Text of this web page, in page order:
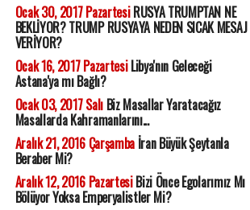
Ocak 30, 2017 PazartesiRUSYA TRUMPTAN NE
BEKLİYOR? TRUMP RUSYAYA NEDEN SICAK MESAJ
VERİYOR?
Ocak 16, 2017 PazartesiLibya'nın Geleceği
Astana'ya mı Bağlı?
Ocak 03, 2017 SalıBiz Masallar Yaratacağız
Masallarda Kahramanlarını...
Aralık 21, 2016 Çarşambaİran Büyük Şeytanla
Beraber Mi?
Aralık 12, 2016 PazartesiBizi Önce Egolarımız Mı
Bölüyor Yoksa Emperyalistler Mi?